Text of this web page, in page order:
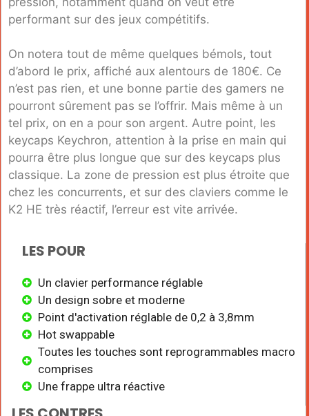
performant sur des jeux compétitifs.
On notera tout de même quelques bémols, tout
d’abord le prix, affiché aux alentours de 180€. Ce
n’est pas rien, et une bonne partie des gamers ne
pourront sûrement pas se l’offrir. Mais même à un
tel prix, on en a pour son argent. Autre point, les
keycaps Keychron, attention à la prise en main qui
pourra être plus longue que sur des keycaps plus
classique. La zone de pression est plus étroite que
chez les concurrents, et sur des claviers comme le
K2 HE très réactif, l’erreur est vite arrivée.
LES POUR
Un clavier performance réglable
Un design sobre et moderne
Point d'activation réglable de 0,2 à 3,8mm
Hot swappable
Toutes les touches sont reprogrammables macro
comprises
Une frappe ultra réactive